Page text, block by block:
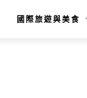
國際旅遊與美食